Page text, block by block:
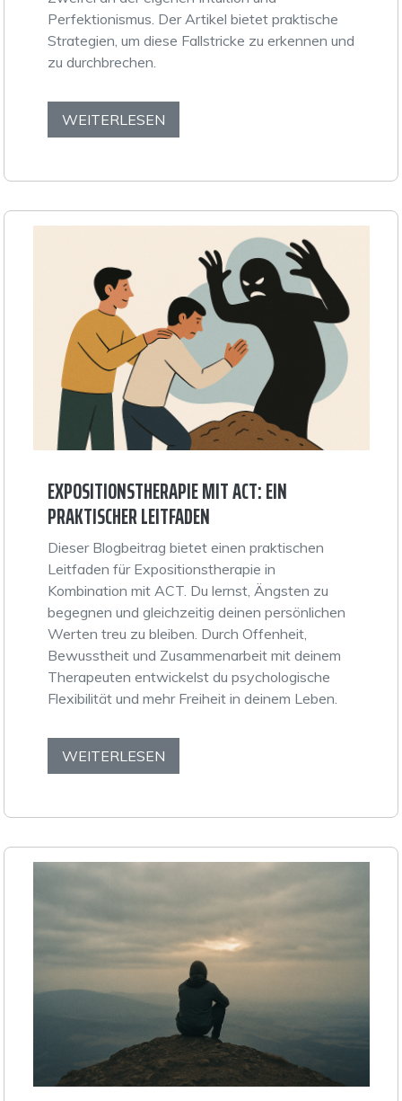
Perfektionismus. Der Artikel bietet praktische
Strategien, um diese Fallstricke zu erkennen und
zu durchbrechen.
WEITERLESEN
EXPOSITIONSTHERAPIE MIT ACT: EIN
PRAKTISCHER LEITFADEN
Dieser Blogbeitrag bietet einen praktischen
Leitfaden für Expositionstherapie in
Kombination mit ACT. Du lernst, Ängsten zu
begegnen und gleichzeitig deinen persönlichen
Werten treu zu bleiben. Durch Offenheit,
Bewusstheit und Zusammenarbeit mit deinem
Therapeuten entwickelst du psychologische
Flexibilität und mehr Freiheit in deinem Leben.
WEITERLESEN